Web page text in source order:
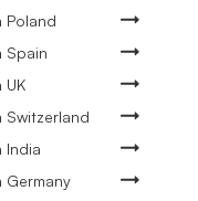
Poland
Spain
UK
Switzerland
India
Germany